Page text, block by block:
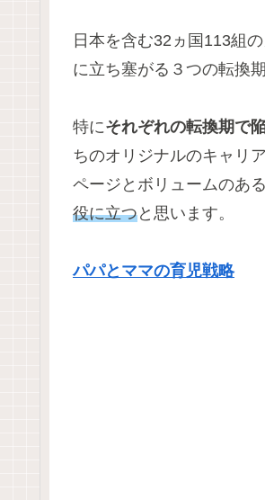
日本を含む32ヵ国113組
に立ち塞がる３つの転換
特にそれぞれの転換期で
ちのオリジナルのキャリ
ページとボリュームのあ
役に立つと思います。
パパとママの育児戦略